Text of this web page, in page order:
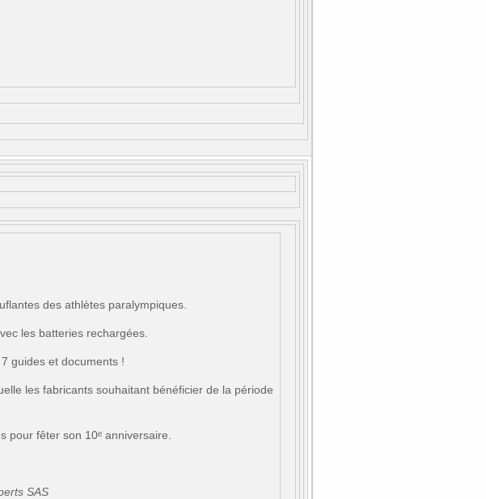
des athlètes paralympiques.
les batteries rechargées.
guides et documents !
les fabricants souhaitant bénéficier de la période
pour fêter son 10ᵉ anniversaire.
SAS